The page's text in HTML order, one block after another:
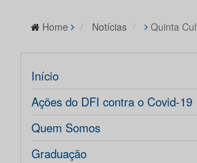
Home Notícias Quinta
Início
Ações do DFI contra o Covid-19
Quem Somos
Graduação